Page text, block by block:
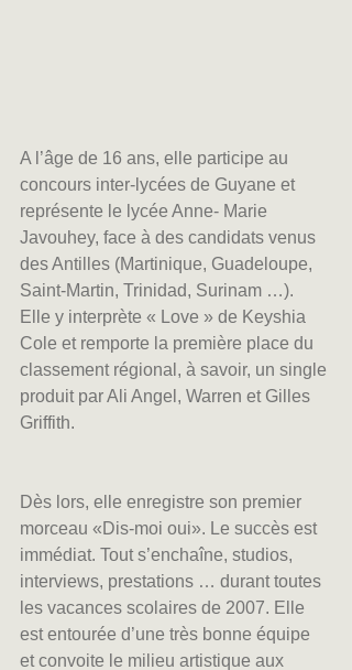
A l’âge de 16 ans, elle participe au
concours inter-lycées de Guyane et
représente le lycée Anne- Marie
Javouhey, face à des candidats venus
des Antilles (Martinique, Guadeloupe,
Saint-Martin, Trinidad, Surinam …).
Elle y interprète « Love » de Keyshia
Cole et remporte la première place du
classement régional, à savoir, un single
produit par Ali Angel, Warren et Gilles
Griffith.
Dès lors, elle enregistre son premier
morceau «Dis-moi oui». Le succès est
immédiat. Tout s’enchaîne, studios,
interviews, prestations … durant toutes
les vacances scolaires de 2007. Elle
est entourée d’une très bonne équipe
et convoite le milieu artistique aux